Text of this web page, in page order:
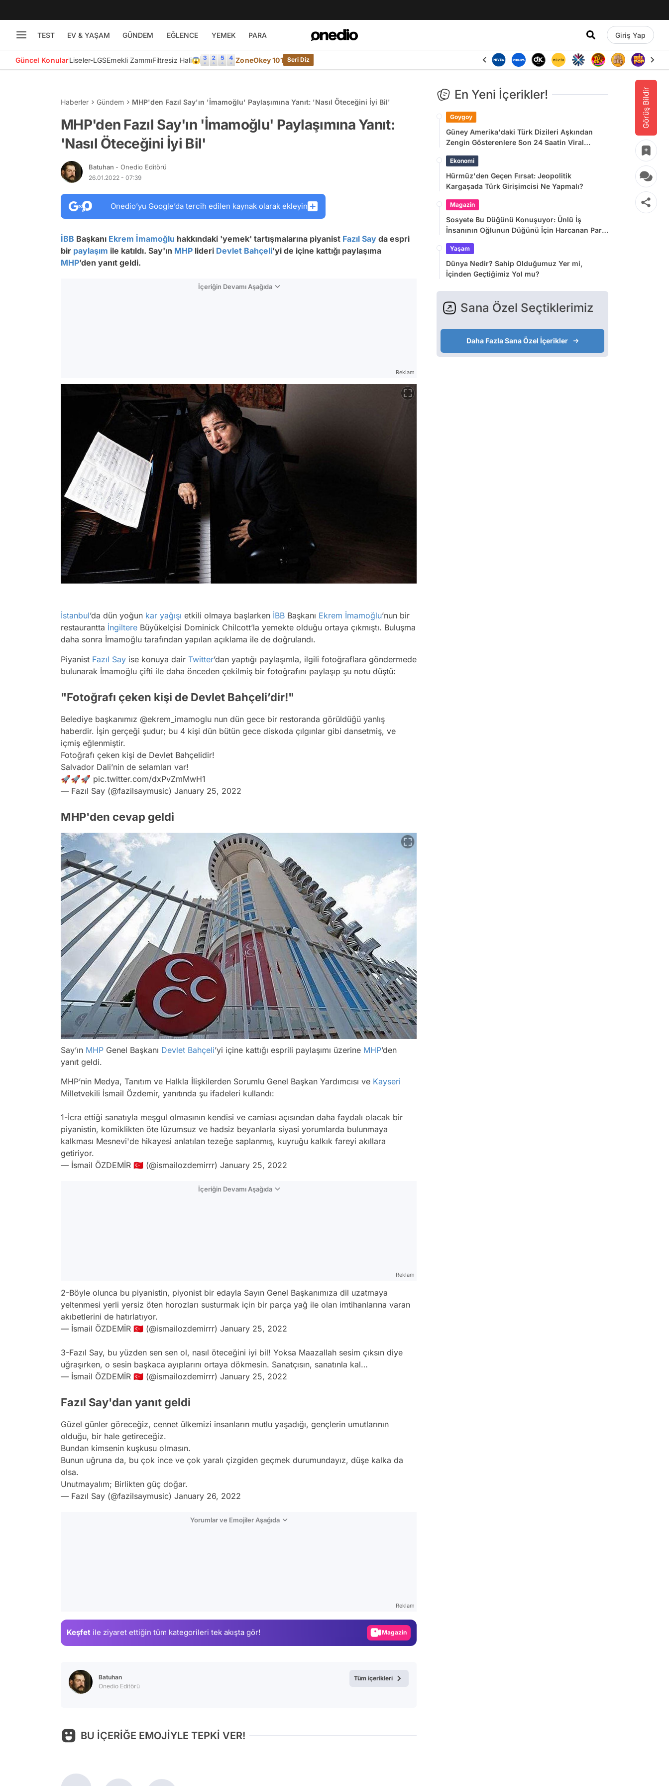
TEST EV & YAŞAM GÜNDEM EĞLENCE YEMEK PARA Giriş Yap
Güncel KonularLiseler-LGSEmekli ZammıFiltresiz Hali😱 ZoneOkey 101 Seri Diz
Görüş Bildir
Haberler Gündem MHP'den Fazıl Say'ın 'İmamoğlu' Paylaşımına Yanıt: 'Nasıl Öteceğini İyi Bil'
MHP'den Fazıl Say'ın 'İmamoğlu' Paylaşımına Yanıt:
'Nasıl Öteceğini İyi Bil'
Batuhan - Onedio Editörü
26.01.2022 - 07:39
Onedio’yu Google’da tercih edilen kaynak olarak ekleyin
İBB Başkanı Ekrem İmamoğlu hakkındaki 'yemek' tartışmalarına piyanist Fazıl Say da espri
bir paylaşım ile katıldı. Say'ın MHP lideri Devlet Bahçeli’yi de içine kattığı paylaşıma
MHP’den yanıt geldi.
İçeriğin Devamı Aşağıda
Reklam
İstanbul’da dün yoğun kar yağışı etkili olmaya başlarken İBB Başkanı Ekrem İmamoğlu’nun bir
restaurantta İngiltere Büyükelçisi Dominick Chilcott’la yemekte olduğu ortaya çıkmıştı. Buluşma
daha sonra İmamoğlu tarafından yapılan açıklama ile de doğrulandı.
Piyanist Fazıl Say ise konuya dair Twitter’dan yaptığı paylaşımla, ilgili fotoğraflara göndermede
bulunarak İmamoğlu çifti ile daha önceden çekilmiş bir fotoğrafını paylaşıp şu notu düştü:
"Fotoğrafı çeken kişi de Devlet Bahçeli’dir!"
Belediye başkanımız @ekrem_imamoglu nun dün gece bir restoranda görüldüğü yanlış
haberdir. İşin gerçeği şudur; bu 4 kişi dün bütün gece diskoda çılgınlar gibi dansetmiş, ve
içmiş eğlenmiştir.
Fotoğrafı çeken kişi de Devlet Bahçelidir!
Salvador Dali’nin de selamları var!
🚀🚀🚀 pic.twitter.com/dxPvZmMwH1
— Fazıl Say (@fazilsaymusic) January 25, 2022
MHP'den cevap geldi
Say’ın MHP Genel Başkanı Devlet Bahçeli’yi içine kattığı esprili paylaşımı üzerine MHP’den
yanıt geldi.
MHP’nin Medya, Tanıtım ve Halkla İlişkilerden Sorumlu Genel Başkan Yardımcısı ve Kayseri
Milletvekili İsmail Özdemir, yanıtında şu ifadeleri kullandı:
1-İcra ettiği sanatıyla meşgul olmasının kendisi ve camiası açısından daha faydalı olacak bir
piyanistin, komiklikten öte lüzumsuz ve hadsiz beyanlarla siyasi yorumlarda bulunmaya
kalkması Mesnevi'de hikayesi anlatılan tezeğe saplanmış, kuyruğu kalkık fareyi akıllara
getiriyor.
— İsmail ÖZDEMİR 🇹🇷 (@ismailozdemirrr) January 25, 2022
İçeriğin Devamı Aşağıda
Reklam
2-Böyle olunca bu piyanistin, piyonist bir edayla Sayın Genel Başkanımıza dil uzatmaya
yeltenmesi yerli yersiz öten horozları susturmak için bir parça yağ ile olan imtihanlarına varan
akıbetlerini de hatırlatıyor.
— İsmail ÖZDEMİR 🇹🇷 (@ismailozdemirrr) January 25, 2022
3-Fazıl Say, bu yüzden sen sen ol, nasıl öteceğini iyi bil! Yoksa Maazallah sesim çıksın diye
uğraşırken, o sesin başkaca ayıplarını ortaya dökmesin. Sanatçısın, sanatınla kal…
— İsmail ÖZDEMİR 🇹🇷 (@ismailozdemirrr) January 25, 2022
Fazıl Say'dan yanıt geldi
Güzel günler göreceğiz, cennet ülkemizi insanların mutlu yaşadığı, gençlerin umutlarının
olduğu, bir hale getireceğiz.
Bundan kimsenin kuşkusu olmasın.
Bunun uğruna da, bu çok ince ve çok yaralı çizgiden geçmek durumundayız, düşe kalka da
olsa.
Unutmayalım; Birlikten güç doğar.
— Fazıl Say (@fazilsaymusic) January 26, 2022
Yorumlar ve Emojiler Aşağıda
Reklam
Keşfet ile ziyaret ettiğin tüm kategorileri tek akışta gör! Video
Batuhan
Onedio Editörü
Tüm içerikleri
BU İÇERİĞE EMOJİYLE TEPKİ VER!
En Yeni İçerikler!
Goygoy
Güney Amerika'daki Türk Dizileri Aşkından
Zengin Gösterenlere Son 24 Saatin Viral
Ekonomi
Hürmüz'den Geçen Fırsat: Jeopolitik
Kargaşada Türk Girişimcisi Ne Yapmalı?
Magazin
Sosyete Bu Düğünü Konuşuyor: Ünlü İş
İnsanının Oğlunun Düğünü İçin Harcanan Para
Yaşam
Dünya Nedir? Sahip Olduğumuz Yer mi,
İçinden Geçtiğimiz Yol mu?
Sana Özel Seçtiklerimiz
Daha Fazla Sana Özel İçerikler